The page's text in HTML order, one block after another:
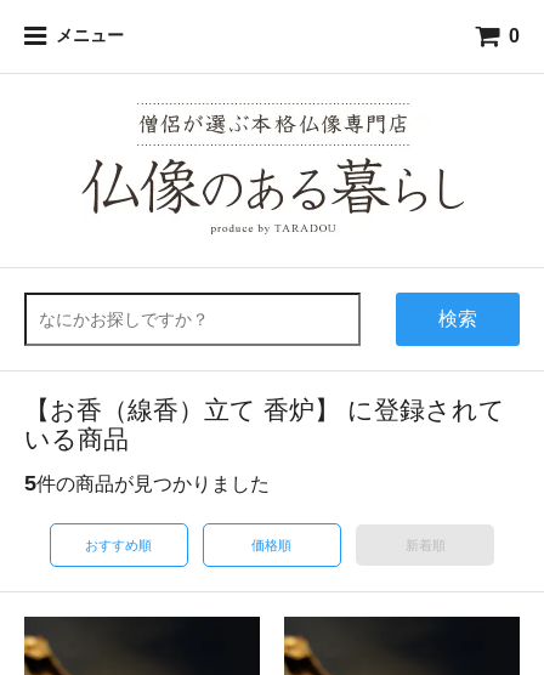
メニュー 0
検索
【お香（線香）立て 香炉】 に登録されて
いる商品
5件の商品が見つかりました
おすすめ順 価格順 新着順